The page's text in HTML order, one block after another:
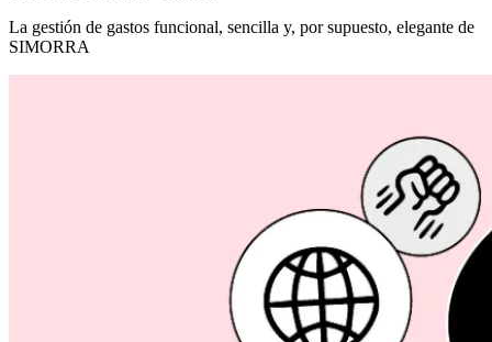
La gestión de gastos funcional, sencilla y, por supuesto, elegante de
SIMORRA